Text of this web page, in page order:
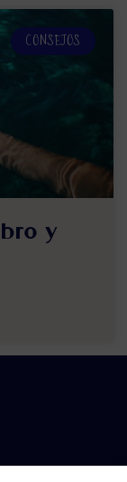
CONSEJOS
y